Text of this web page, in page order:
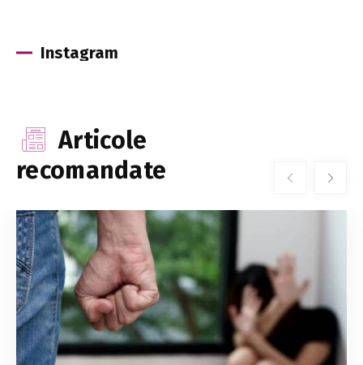
Instagram
Articole
recomandate